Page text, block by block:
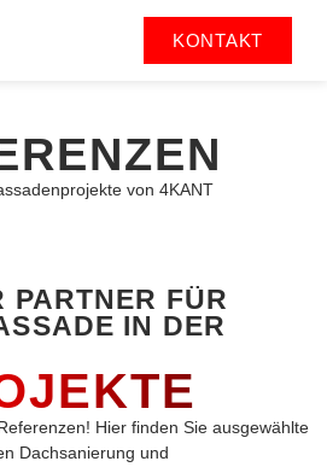
KONTAKT
von 4KANT
PARTNER FÜR
IN DER
Hier finden Sie ausgewählte
Dachsanierung und